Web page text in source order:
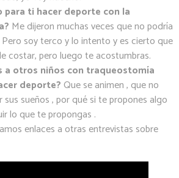
para ti hacer deporte con la
Me dijeron muchas veces que no podría
soy terco y lo intento y es cierto que
costar, pero luego te acostumbras.
a otros niños con traqueostomía
deporte? Que se animen , que no
sus sueños , por qué si te propones algo
lo que te propongas .
enlaces a otras entrevistas sobre